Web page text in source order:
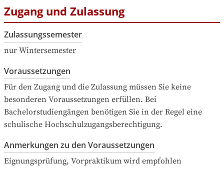
Zugang und Zulassung
Zulassungssemester
nur Wintersemester
Voraussetzungen
Für den Zugang und die Zulassung müssen Sie keine
besonderen Voraussetzungen erfüllen. Bei
Bachelorstudiengängen benötigen Sie in der Regel eine
schulische Hochschulzugangsberechtigung.
Anmerkungen zu den Voraussetzungen
Eignungsprüfung, Vorpraktikum wird empfohlen